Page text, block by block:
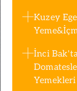
Kuzey
İnci
Yemekleri